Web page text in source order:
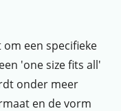
een specifieke
'one size fits all'
onder meer
en de vorm